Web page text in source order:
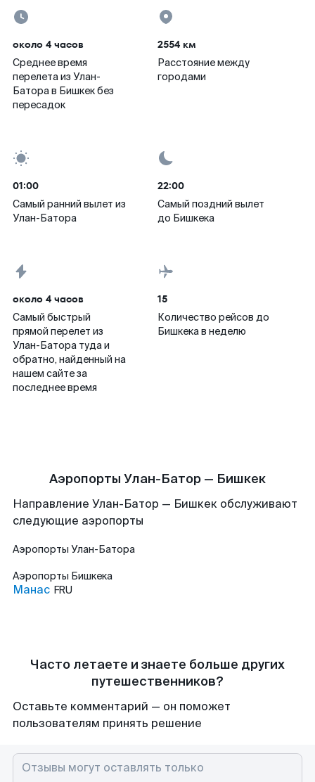
около 4 часов
Среднее время
перелета из Улан-
Батора в Бишкек без
пересадок
2554 км
Расстояние между
городами
01:00
Самый ранний вылет из
Улан-Батора
22:00
Самый поздний вылет
до Бишкека
около 4 часов
Самый быстрый
прямой перелет из
Улан-Батора туда и
обратно, найденный на
нашем сайте за
последнее время
15
Количество рейсов до
Бишкека в неделю
Аэропорты Улан-Батор — Бишкек
Направление Улан-Батор — Бишкек обслуживают
следующие аэропорты
Аэропорты Улан-Батора
Аэропорты Бишкека
Манас FRU
Часто летаете и знаете больше других
путешественников?
Оставьте комментарий — он поможет
пользователям принять решение